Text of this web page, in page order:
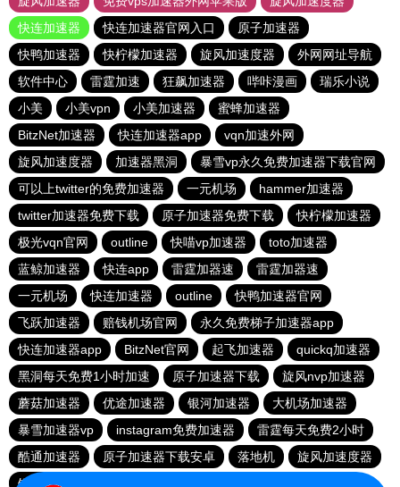
快连加速器
快连加速器官网入口
原子加速器
快鸭加速器
快柠檬加速器 旋风加速度器
外网网址导航
软件中心
雷霆加速 狂飙加速器 哔咔漫画
瑞乐小说
小美
小美vpn 小美加速器
蜜蜂加速器
BitzNet加速器
快连加速器app
vqn加速外网
旋风加速度器
加速器黑洞
暴雪vp永久免费加速器下载官网
可以上twitter的免费加速器
一元机场
hammer加速器
twitter加速器免费下载
原子加速器免费下载
快柠檬加速器
极光vqn官网
outline 快喵vp加速器
toto加速器
蓝鲸加速器
快连app 雷霆加器速
雷霆加器速
一元机场
快连加速器 outline
快鸭加速器官网
飞跃加速器
赔钱机场官网
永久免费梯子加速器app
快连加速器app
BitzNet官网 起飞加速器
quickq加速器
黑洞每天免费1小时加速
原子加速器下载
旋风nvp加速器
蘑菇加速器
优途加速器 银河加速器
大机场加速器
暴雪加速器vp
instagram免费加速器
雷霆每天免费2小时
酷通加速器
原子加速器下载安卓 落地机
旋风加速度器
银河加速器